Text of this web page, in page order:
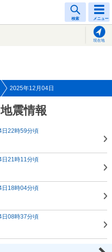
検索 メニュー
現在地
2025年12月04日
震情報
日22時59分頃
日21時11分頃
日18時04分頃
日08時37分頃